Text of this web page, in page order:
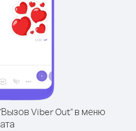
Viber Out" в меню